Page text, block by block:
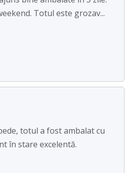
Totul este grozav...
totul a fost ambalat cu
în stare excelentă.